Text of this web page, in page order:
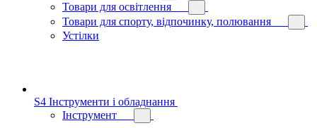
Товари для освітлення
Товари для спорту, відпочинку, полювання
Устілки
S4 Інструменти і обладнання
Інструмент